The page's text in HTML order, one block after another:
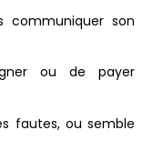
communiquer son
ou de payer
fautes, ou semble